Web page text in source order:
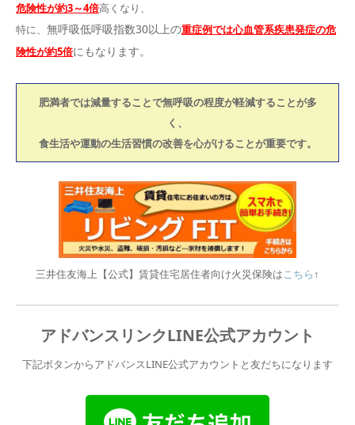
危険性が約3～4倍高くなり、
特に、 無呼吸低呼吸指数30以上の重症例では心血管系疾患発症の危
険性が約5倍にもなります。
肥満者では減量することで無呼吸の程度が軽減することが多
く、
食生活や運動の生活習慣の改善を心がけることが重要です。
三井住友海上【公式】賃貸住宅居住者向け火災保険はこちら ↑
アドバンスリンクLINE公式アカウント
下記ボタンからアドバンスLINE公式アカウントと友だちになります